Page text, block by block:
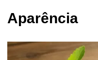
Aparência